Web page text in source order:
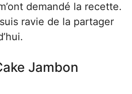
demandé la recette.
ravie de la partager
Jambon